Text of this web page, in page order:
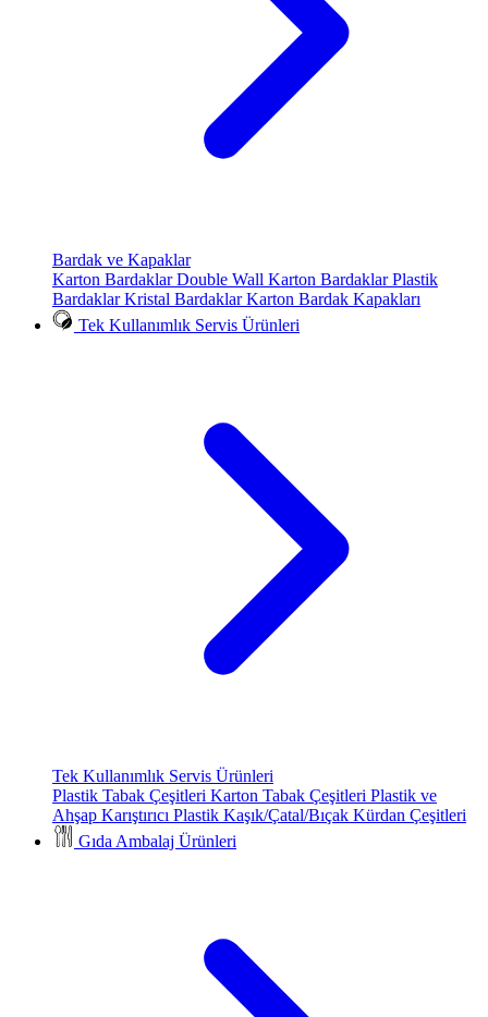
Bardak ve Kapaklar
Karton BardaklarDouble Wall Karton BardaklarPlastik
BardaklarKristal BardaklarKarton Bardak Kapakları
Tek Kullanımlık Servis Ürünleri
Tek Kullanımlık Servis Ürünleri
Plastik Tabak Çeşitleri Karton Tabak Çeşitleri Plastik ve
Ahşap Karıştırıcı Plastik Kaşık/Çatal/Bıçak Kürdan Çeşitleri
Gıda Ambalaj Ürünleri